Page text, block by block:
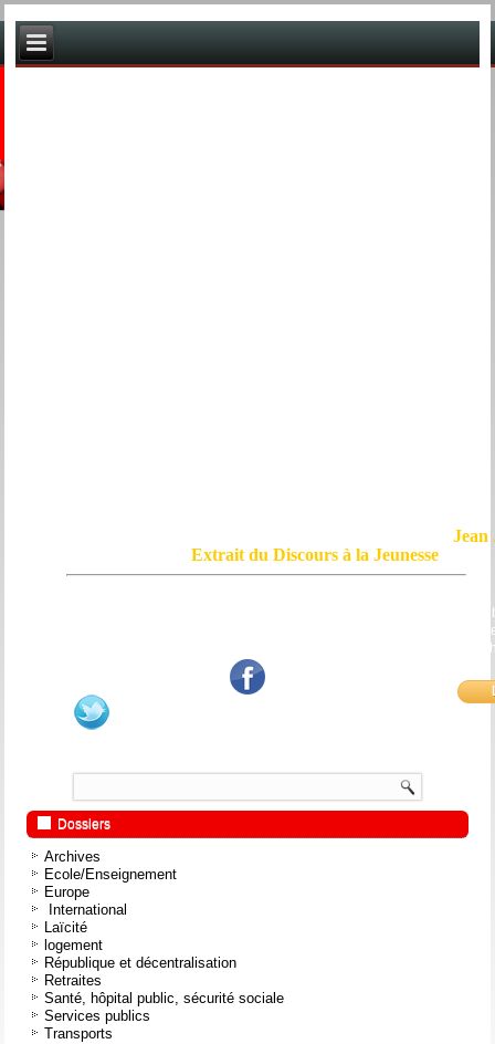
Jean
Extrait du Discours à la Jeunesse
mensonge triomphant qui passe, et de ne pas faire écho, de notre
bouche et de nos mains aux applaudissements imbéciles et aux
Dossiers
Archives
Ecole/Enseignement
Europe
International
Laïcité
logement
République et décentralisation
Retraites
Santé, hôpital public, sécurité sociale
Services publics
Transports